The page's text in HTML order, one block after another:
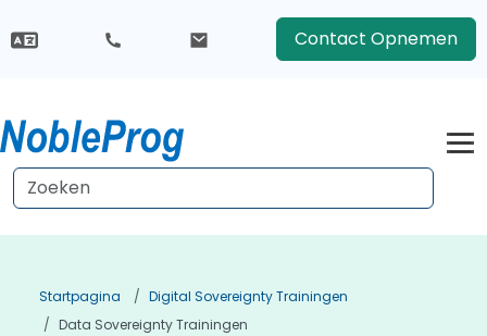
Contact Opnemen
Startpagina
Digital Sovereignty Trainingen
Data Sovereignty Trainingen